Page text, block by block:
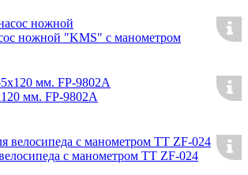
ножной "KMS" с манометром
мм. FP-9802А
с манометром ТТ ZF-024